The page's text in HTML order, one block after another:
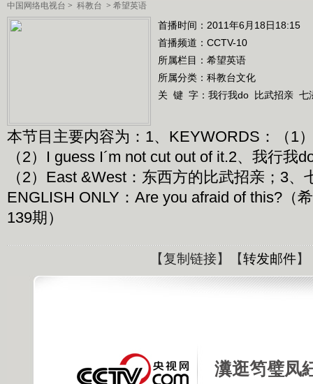
中国网络电视台 > 科教台 > 希望英语
首播时间：2011年6月18日18:15
首播频道： CCTV-10
所属栏目： 希望英语
所属分类：科教台文化
关 键 字： 我行我do 比武招亲 七
本节目主要内容为：1、KEYWORDS：（1
（2）I guess I´m not cut out of it.2、我行我
（2）East &West：东西方的比武招亲；3
ENGLISH ONLY：Are you afraid of this?（
139期）
【复制链接】【转发邮件】
瀵逛笉璧凤